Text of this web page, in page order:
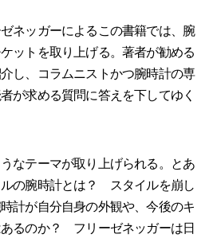
ネッガーによるこの書籍では、腕
ットを取り上げる。著者が勧める
し、コラムニストかつ腕時計の専
が求める質問に答えを下してゆく
なテーマが取り上げられる。とあ
の腕時計とは？ スタイルを崩し
計が自分自身の外観や、今後のキ
るのか？ フリーゼネッガーは日